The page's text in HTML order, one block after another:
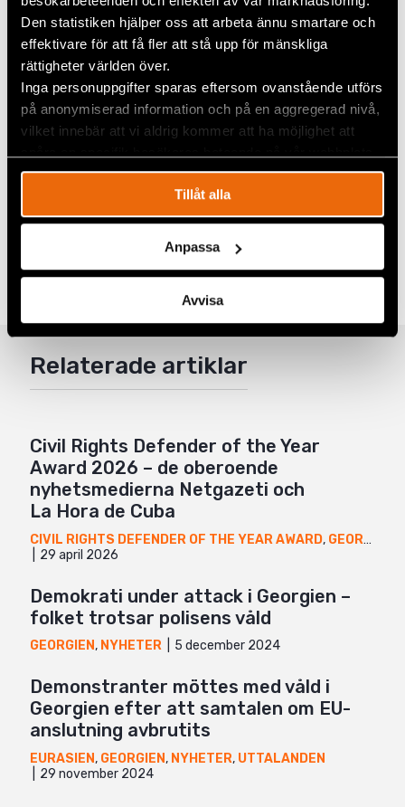
Den statistiken hjälper oss att arbeta ännu smartare och
effektivare för att få fler att stå upp för mänskliga
rättigheter världen över.
Inga personuppgifter sparas eftersom ovanstående utförs
på anonymiserad information och på en aggregerad nivå,
vilket innebär att vi aldrig kommer att ha möjlighet att
Tillåt alla
Anpassa
Avvisa
kvinnor behövt psykosocialt stöd och makt över sin
ekonomi för att kunna ta hand om nästa
generation.
Läs mer
Läs mer om det otroliga arbete som utförs av
kvinnliga människorättsförsvarare över hela
världenhär.
Facebook
Google+
Mail
TaggarAktuellt,Eurasien,Kvinnors rättigheter
Relaterade artiklar
Civil Rights Defender of the Year
Award 2026 – de oberoende
nyhetsmedierna Netgazeti och
La Hora de Cuba
CIVIL RIGHTS DEFENDER OF THE YEAR AWARD, GEORGIEN
29 april 2026
Demokrati under attack i Georgien –
folket trotsar polisens våld
GEORGIEN, NYHETER 5 december 2024
Demonstranter möttes med våld i
Georgien efter att samtalen om EU-
anslutning avbrutits
EURASIEN, GEORGIEN, NYHETER, UTTALANDEN
29 november 2024